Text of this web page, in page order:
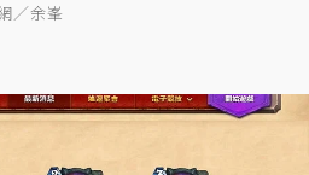
／余峯